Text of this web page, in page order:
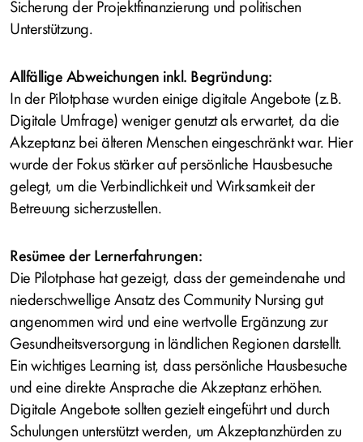
Sicherung der Projektfinanzierung und politischen
Unterstützung.
Allfällige Abweichungen inkl. Begründung:
In der Pilotphase wurden einige digitale Angebote (z.B.
Digitale Umfrage) weniger genutzt als erwartet, da die
Akzeptanz bei älteren Menschen eingeschränkt war. Hier
wurde der Fokus stärker auf persönliche Hausbesuche
gelegt, um die Verbindlichkeit und Wirksamkeit der
Betreuung sicherzustellen.
Resümee der Lernerfahrungen:
Die Pilotphase hat gezeigt, dass der gemeindenahe und
niederschwellige Ansatz des Community Nursing gut
angenommen wird und eine wertvolle Ergänzung zur
Gesundheitsversorgung in ländlichen Regionen darstellt.
Ein wichtiges Learning ist, dass persönliche Hausbesuche
und eine direkte Ansprache die Akzeptanz erhöhen.
Digitale Angebote sollten gezielt eingeführt und durch
Schulungen unterstützt werden, um Akzeptanzhürden zu